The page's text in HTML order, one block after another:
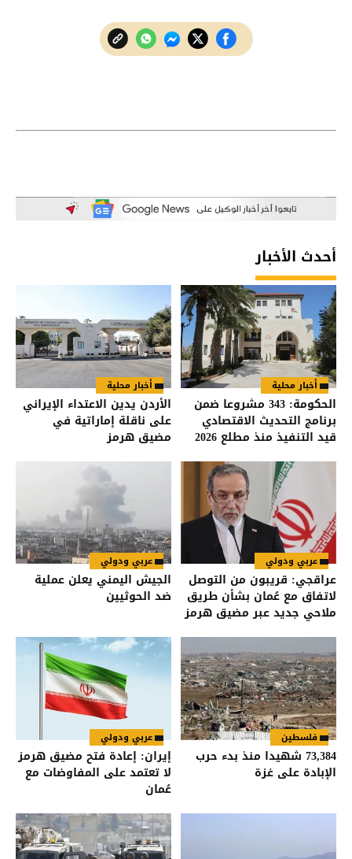
أحدث الأخبار
أخبار محلية
الحكومة: 343 مشروعا ضمن
برنامج التحديث الاقتصادي
قيد التنفيذ منذ مطلع 2026
أخبار محلية
الأردن يدين الاعتداء الإيراني
على ناقلة إماراتية في
مضيق هرمز
عربي ودولي
عراقجي: قريبون من التوصل
لاتفاق مع عُمان بشأن طريق
ملاحي جديد عبر مضيق هرمز
عربي ودولي
الجيش اليمني يعلن عملية
ضد الحوثيين
فلسطين
73,384 شهيدا منذ بدء حرب
الإبادة على غزة
عربي ودولي
إيران: إعادة فتح مضيق هرمز
لا تعتمد على المفاوضات مع
عُمان